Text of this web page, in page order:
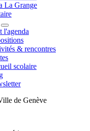
La Grange
l'agenda
& rencontres
scolaire